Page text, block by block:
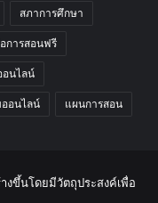
สภาการศึกษา
การสอนฟรี
อนไลน์
อนไลน์ แผนการสอน
งขึ้นโดยมีวัตถุประสงค์เพื่อ